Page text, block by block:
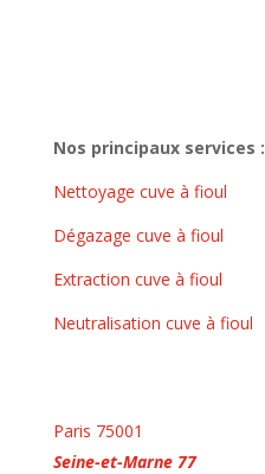
Nos principaux services :
Nettoyage cuve à fioul
Dégazage cuve à fioul
Extraction cuve à fioul
Neutralisation cuve à fioul
Paris 75001
Seine-et-Marne 77